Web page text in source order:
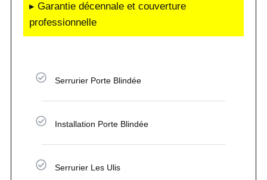
▸ Garantie décennale et couverture
professionnelle
Serrurier Porte Blindée
Installation Porte Blindée
Serrurier Les Ulis